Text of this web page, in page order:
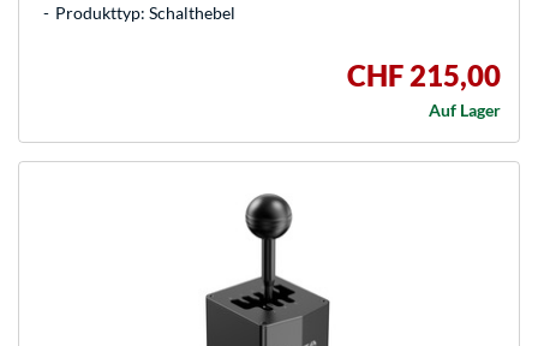
Produkttyp: Schalthebel
CHF 215,00
Auf Lager